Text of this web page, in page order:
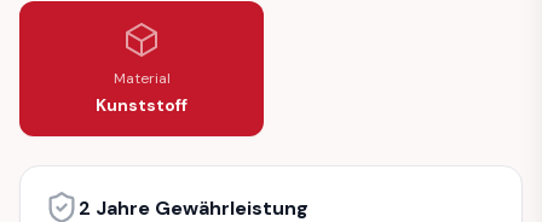
Material
Kunststoff
2 Jahre Gewährleistung